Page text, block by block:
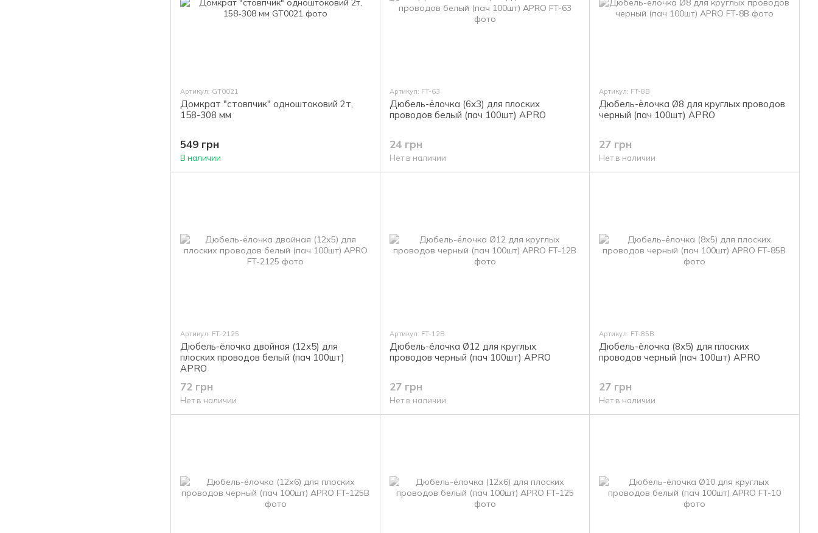
Артикул: GT0021
Домкрат "стовпчик" одноштоковий 2т,
158-308 мм
549 грн
В наличии
Артикул: FT-63
Дюбель-ёлочка (6х3) для плоских
проводов белый (пач 100шт) APRO
24 грн
Нет в наличии
Артикул: FT-8B
Дюбель-ёлочка Ø8 для круглых проводов
черный (пач 100шт) APRO
27 грн
Нет в наличии
Артикул: FT-2125
Дюбель-ёлочка двойная (12х5) для
плоских проводов белый (пач 100шт)
APRO
72 грн
Нет в наличии
Артикул: FT-12B
Дюбель-ёлочка Ø12 для круглых
проводов черный (пач 100шт) APRO
27 грн
Нет в наличии
Артикул: FT-85B
Дюбель-ёлочка (8х5) для плоских
проводов черный (пач 100шт) APRO
27 грн
Нет в наличии